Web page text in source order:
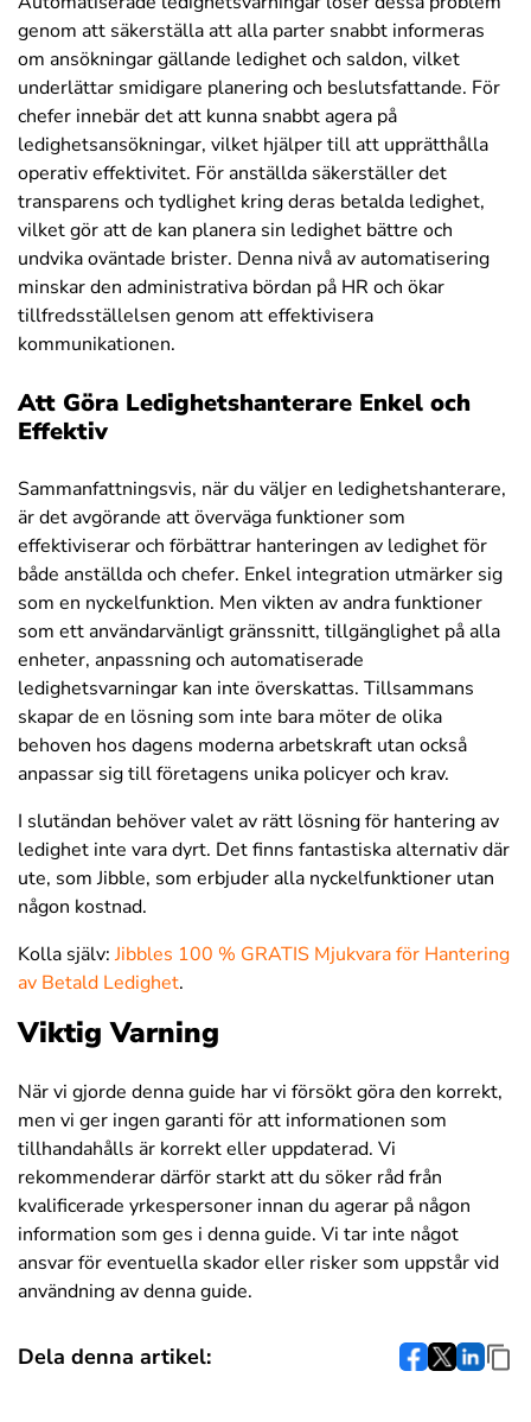
genom att säkerställa att alla parter snabbt informeras
om ansökningar gällande ledighet och saldon, vilket
underlättar smidigare planering och beslutsfattande. För
chefer innebär det att kunna snabbt agera på
ledighetsansökningar, vilket hjälper till att upprätthålla
operativ effektivitet. För anställda säkerställer det
transparens och tydlighet kring deras betalda ledighet,
vilket gör att de kan planera sin ledighet bättre och
undvika oväntade brister. Denna nivå av automatisering
minskar den administrativa bördan på HR och ökar
tillfredsställelsen genom att effektivisera
kommunikationen.
Att Göra Ledighetshanterare Enkel och
Effektiv
Sammanfattningsvis, när du väljer en ledighetshanterare,
är det avgörande att överväga funktioner som
effektiviserar och förbättrar hanteringen av ledighet för
både anställda och chefer. Enkel integration utmärker sig
som en nyckelfunktion. Men vikten av andra funktioner
som ett användarvänligt gränssnitt, tillgänglighet på alla
enheter, anpassning och automatiserade
ledighetsvarningar kan inte överskattas. Tillsammans
skapar de en lösning som inte bara möter de olika
behoven hos dagens moderna arbetskraft utan också
anpassar sig till företagens unika policyer och krav.
I slutändan behöver valet av rätt lösning för hantering av
ledighet inte vara dyrt. Det finns fantastiska alternativ där
ute, som Jibble, som erbjuder alla nyckelfunktioner utan
någon kostnad.
Kolla själv:Jibbles 100 % GRATIS Mjukvara för Hantering
av Betald Ledighet.
Viktig Varning
När vi gjorde denna guide har vi försökt göra den korrekt,
men vi ger ingen garanti för att informationen som
tillhandahålls är korrekt eller uppdaterad. Vi
rekommenderar därför starkt att du söker råd från
kvalificerade yrkespersoner innan du agerar på någon
information som ges i denna guide. Vi tar inte något
ansvar för eventuella skador eller risker som uppstår vid
användning av denna guide.
Dela denna artikel: